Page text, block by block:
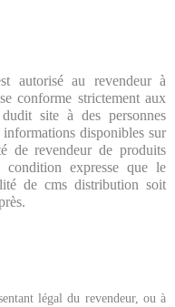
autorisé au revendeur à
conforme strictement aux
site à des personnes
disponibles sur
de revendeur de produits
condition expresse que le
de cms distribution soit
légal du revendeur, ou à